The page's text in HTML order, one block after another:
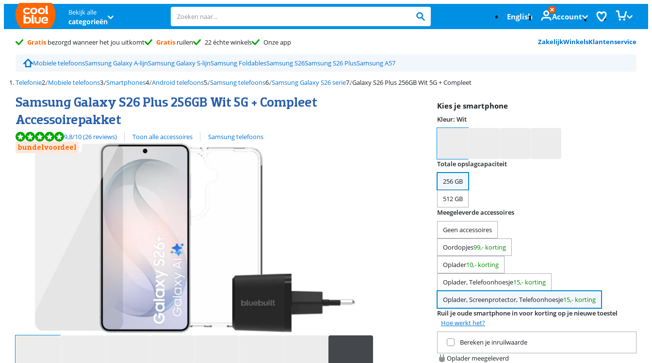
Bekijk alle
categorieën English Account
Gratis bezorgd wanneer het jou uitkomt Gratis ruilen 22 échte winkels Onze app ZakelijkWinkelsKlantenservice
Mobiele telefoonsSamsung Galaxy A-lijnSamsung Galaxy S-lijnSamsung FoldablesSamsung S26Samsung S26 PlusSamsung A57
Telefonie Mobiele telefoons Smartphones Android telefoons Samsung telefoons Samsung Galaxy S26 serie Galaxy S26 Plus 256GB Wit 5G + Compleet
Samsung Galaxy S26 Plus 256GB Wit 5G + Compleet
Accessoirepakket
Beoordeling is 9,8 van de 10, gebaseerd op 26 reviews.
9,8/10(26 reviews) Toon alle accessoires
Bekijk alle Samsung telefoons
bundelvoordeel
Kies je smartphone
Kleur:Wit
Totale opslagcapaciteit
256 GB
512 GB
Meegeleverde accessoires
Geen accessoires
Oordopjes99,- korting
Oplader10,- korting
Oplader, Telefoonhoesje15,- korting
Oplader, Screenprotector, Telefoonhoesje15,- korting
Ruil je oude smartphone in voor korting op je nieuwe toestel
Hoe werkt het?
Bereken je inruilwaarde
Oplader meegeleverd